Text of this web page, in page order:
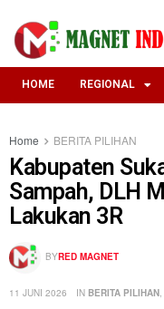
HOME REGIONAL
Home BERITA PILIHAN
Kabupaten
Sampah, DLH
Lakukan 3R
BYRED MAGNET
11 JUNI 2026 IN BERITA PILIHAN